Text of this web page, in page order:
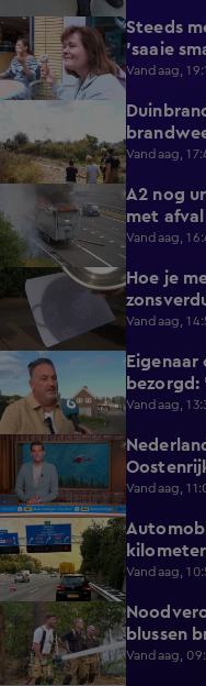
1:17
Steeds
'saaie
Vandaag,
Vandaag,
A2 nog
met afval
Vandaag,
1:21
Hoe je
Vandaag,
2:14
Vandaag,
0:34
Vandaag,
0:39
Vandaag,
1:14
blussen
Vandaag,